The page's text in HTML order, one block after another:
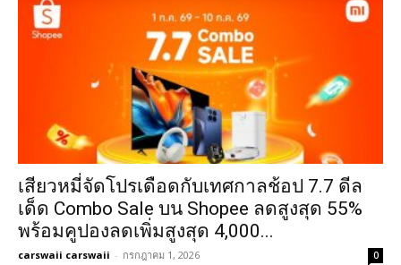
เสียวหมี่จัดโปรเดือดกับเทศกาลช้อป 7.7 ดีล
เด็ด Combo Sale บน Shopee ลดสูงสุด 55%
พร้อมคูปองลดเพิ่มสูงสุด 4,000...
carswaii carswaii - กรกฎาคม 1, 2026 0